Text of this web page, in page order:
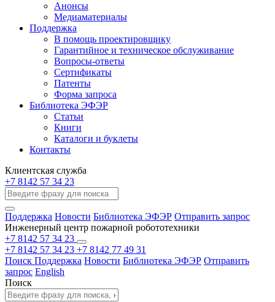
Анонсы
Медиаматериалы
Поддержка
В помощь проектировщику
Гарантийное и техническое обслуживание
Вопросы-ответы
Сертификаты
Патенты
Форма запроса
Библиотека ЭФЭР
Статьи
Книги
Каталоги и буклеты
Контакты
Клиентская служба
+7 8142 57 34 23
Поддержка Новости Библиотека ЭФЭР Отправить запрос
Инженерный центр пожарной робототехники
+7 8142 57 34 23
+7 8142 57 34 23 +7 8142 77 49 31
Поиск Поддержка Новости Библиотека ЭФЭР Отправить
запрос English
Поиск